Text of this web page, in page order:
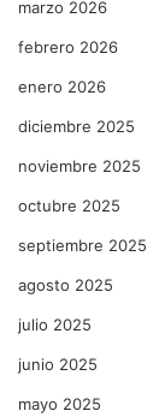
marzo 2026
febrero 2026
enero 2026
diciembre 2025
noviembre 2025
octubre 2025
septiembre 2025
agosto 2025
julio 2025
junio 2025
mayo 2025